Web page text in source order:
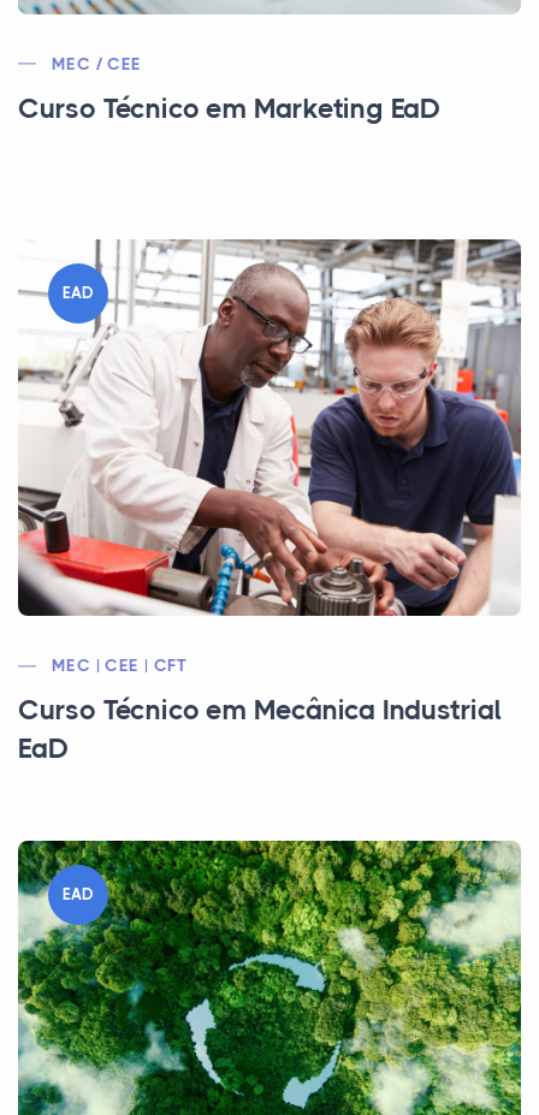
MEC / CEE
Curso Técnico em Marketing EaD
EAD
MEC | CEE | CFT
Curso Técnico em Mecânica Industrial
EaD
EAD